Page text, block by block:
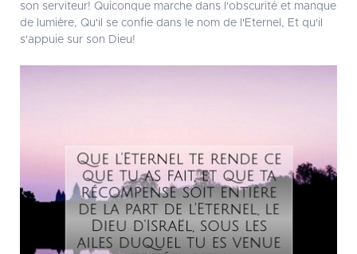
son serviteur! Quiconque marche dans l'obscurité et manque
de lumière, Qu'il se confie dans le nom de l'Eternel, Et qu'il
s'appuie sur son Dieu!